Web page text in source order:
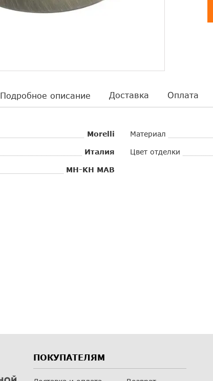
Подробное описание Доставка Оплата
Morelli
Италия
MH-KH MAB
Материал
Цвет отделки
ПОКУПАТЕЛЯМ